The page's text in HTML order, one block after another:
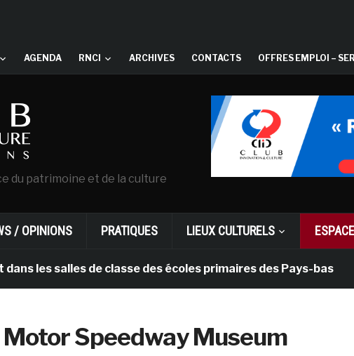
AGENDA RNCI ARCHIVES CONTACTS OFFRES EMPLOI –
du patrimoine et de la culture
/ OPINIONS PRATIQUES LIEUX CULTURELS
salles de classe des écoles primaires des Pays-bas il
Speedway Museum